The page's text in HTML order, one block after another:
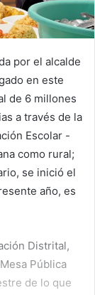
por el alcalde
en este
de 6 millones
a través de la
Escolar -
como rural;
se inició el
año, es
Distrital,
Pública
de lo que